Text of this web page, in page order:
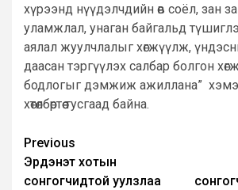
хүрээнд нүүдэлчдийн өв соёл, зан
уламжлал, унаган байгальд
аялал жуулчлалыг хөгжүүлж,
даасан тэргүүлэх салбар болгон
бодлогыг дэмжиж ажиллана”
хөтөлбөртөө тусгаад байна.
Post
navigation
Previous
Эрдэнэт хотын
сонгогчидтой уулзлаа